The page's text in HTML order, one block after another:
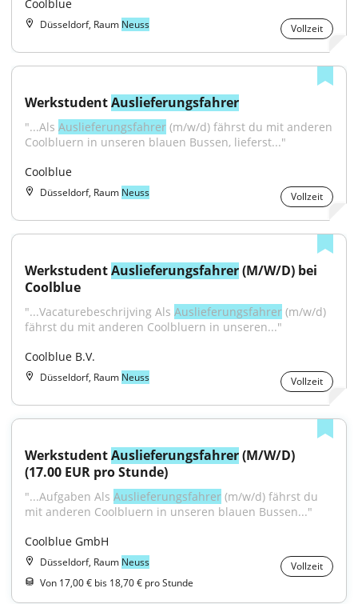
Coolblue
Düsseldorf, Raum Neuss Vollzeit
Werkstudent Auslieferungsfahrer
"...Als Auslieferungsfahrer (m/w/d) fährst du mit anderen
Coolbluern in unseren blauen Bussen, lieferst..."
Coolblue
Düsseldorf, Raum Neuss Vollzeit
Werkstudent Auslieferungsfahrer (M/W/D) bei
Coolblue
"...Vacaturebeschrijving Als Auslieferungsfahrer (m/w/d)
fährst du mit anderen Coolbluern in unseren..."
Coolblue B.V.
Düsseldorf, Raum Neuss Vollzeit
Werkstudent Auslieferungsfahrer (M/W/D)
(17.00 EUR pro Stunde)
"...Aufgaben Als Auslieferungsfahrer (m/w/d) fährst du
mit anderen Coolbluern in unseren blauen Bussen..."
Coolblue GmbH
Düsseldorf, Raum Neuss
Vollzeit
Von 17,00 € bis 18,70 € pro Stunde